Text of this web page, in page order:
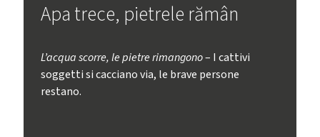
Apa trece, pietrele rămân
L’acqua scorre, le pietre rimangono– I cattivi
soggetti si cacciano via, le brave persone
restano.